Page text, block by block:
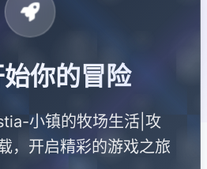
你的冒险
小镇的牧场生活|攻
，开启精彩的游戏之旅